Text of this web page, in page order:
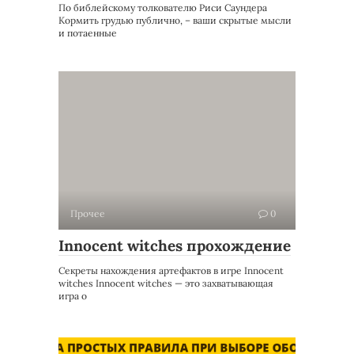
По библейскому толкователю Риси Саундера
Кормить грудью публично, – ваши скрытые мысли
и потаенные
Прочее 0
Innocent witches прохождение
Секреты нахождения артефактов в игре Innocent
witches Innocent witches — это захватывающая
игра о